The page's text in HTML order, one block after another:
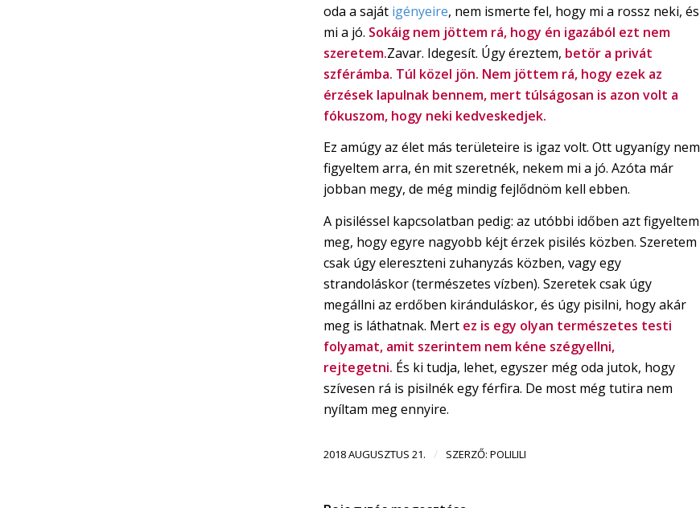
oda a saját igényeire, nem ismerte fel, hogy mi a rossz neki, és
mi a jó. Sokáig nem jöttem rá, hogy én igazából ezt nem
szeretem.Zavar. Idegesít. Úgy éreztem, betör a privát
szférámba. Túl közel jön. Nem jöttem rá, hogy ezek az
érzések lapulnak bennem, mert túlságosan is azon volt a
fókuszom, hogy neki kedveskedjek.
Ez amúgy az élet más területeire is igaz volt. Ott ugyanígy nem
figyeltem arra, én mit szeretnék, nekem mi a jó. Azóta már
jobban megy, de még mindig fejlődnöm kell ebben.
A pisiléssel kapcsolatban pedig: az utóbbi időben azt figyeltem
meg, hogy egyre nagyobb kéjt érzek pisilés közben. Szeretem
csak úgy elereszteni zuhanyzás közben, vagy egy
strandoláskor (természetes vízben). Szeretek csak úgy
megállni az erdőben kiránduláskor, és úgy pisilni, hogy akár
meg is láthatnak. Mert ez is egy olyan természetes testi
folyamat, amit szerintem nem kéne szégyellni,
rejtegetni. És ki tudja, lehet, egyszer még oda jutok, hogy
szívesen rá is pisilnék egy férfira. De most még tutira nem
nyíltam meg ennyire.
2018 AUGUSZTUS 21. / SZERZŐ: POLILILI